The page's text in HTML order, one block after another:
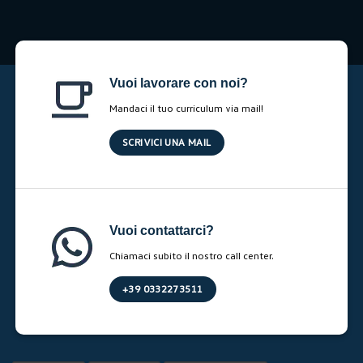
Vuoi lavorare con noi?
Mandaci il tuo curriculum via mail!
SCRIVICI UNA MAIL
Vuoi contattarci?
Chiamaci subito il nostro call center.
+39 0332273511